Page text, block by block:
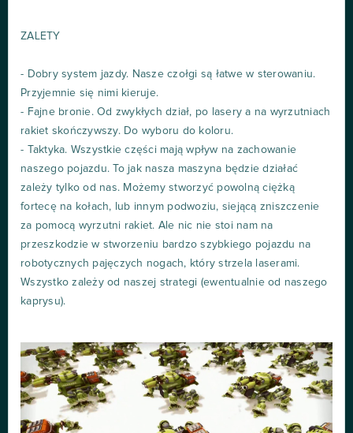
ZALETY
- Dobry system jazdy. Nasze czołgi są łatwe w sterowaniu.
Przyjemnie się nimi kieruje.
- Fajne bronie. Od zwykłych dział, po lasery a na wyrzutniach
rakiet skończywszy. Do wyboru do koloru.
- Taktyka. Wszystkie części mają wpływ na zachowanie
naszego pojazdu. To jak nasza maszyna będzie działać
zależy tylko od nas. Możemy stworzyć powolną ciężką
fortecę na kołach, lub innym podwoziu, siejącą zniszczenie
za pomocą wyrzutni rakiet. Ale nic nie stoi nam na
przeszkodzie w stworzeniu bardzo szybkiego pojazdu na
robotycznych pajęczych nogach, który strzela laserami.
Wszystko zależy od naszej strategi (ewentualnie od naszego
kaprysu).